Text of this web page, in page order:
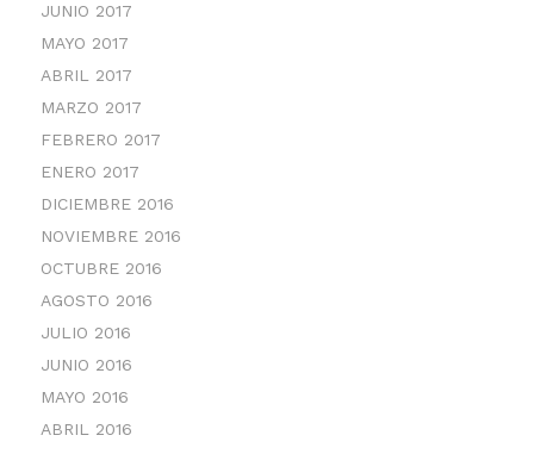
JUNIO 2017
MAYO 2017
ABRIL 2017
MARZO 2017
FEBRERO 2017
ENERO 2017
DICIEMBRE 2016
NOVIEMBRE 2016
OCTUBRE 2016
AGOSTO 2016
JULIO 2016
JUNIO 2016
MAYO 2016
ABRIL 2016